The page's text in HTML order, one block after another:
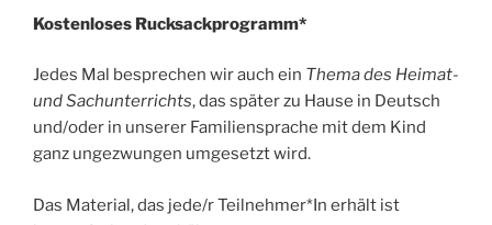
Kostenloses Rucksackprogramm*
Jedes Mal besprechen wir auch ein Thema des Heimat-
und Sachunterrichts, das später zu Hause in Deutsch
und/oder in unserer Familiensprache mit dem Kind
ganz ungezwungen umgesetzt wird.
Das Material, das jede/r Teilnehmer*In erhält ist